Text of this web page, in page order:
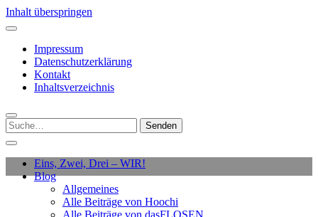
Inhalt überspringen
Impressum
Datenschutzerklärung
Kontakt
Inhaltsverzeichnis
Suchen
nach:
Eins, Zwei, Drei – WIR!
Blog
Allgemeines
Alle Beiträge von Hoochi
Alle Beiträge von dasFLOSEN